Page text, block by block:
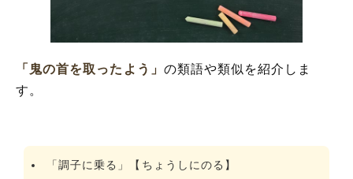
「鬼の首を取ったよう」 の類語や類似を紹介しま
す。
「調子に乗る」【ちょうしにのる】